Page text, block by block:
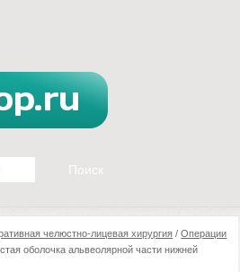
челюстно-лицевая хирургия /Операции
оболочка альвеолярной части нижней